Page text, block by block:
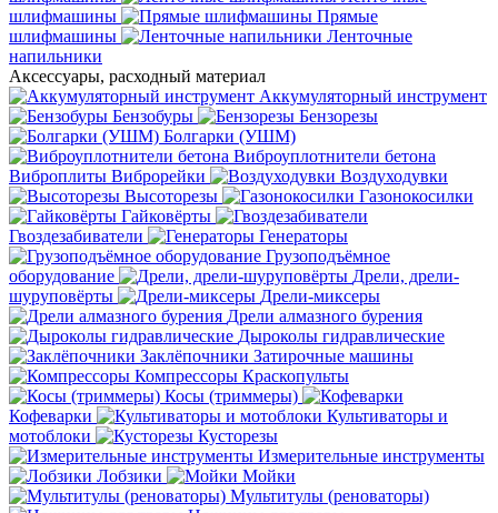
шлифмашины
Прямые
шлифмашины
Ленточные
напильники
Аксессуары, расходный материал
Аккумуляторный инструмент
Бензобуры
Бензорезы
Болгарки (УШМ)
Виброуплотнители бетона
Виброплиты Виброрейки
Воздуходувки
Высоторезы
Газонокосилки
Гайковёрты
Гвоздезабиватели
Генераторы
Грузоподъёмное
оборудование
Дрели, дрели-
шуруповёрты
Дрели-миксеры
Дрели алмазного бурения
Дыроколы гидравлические
Заклёпочники Затирочные машины
Компрессоры Краскопульты
Косы (триммеры)
Кофеварки
Культиваторы и
мотоблоки
Кусторезы
Измерительные инструменты
Лобзики
Мойки
Мультитулы (реноваторы)